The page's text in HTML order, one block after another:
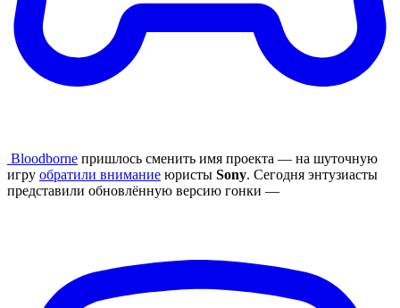
Bloodborne пришлось сменить имя проекта — на шуточную
игру обратили внимание юристы Sony. Сегодня энтузиасты
представили обновлённую версию гонки —